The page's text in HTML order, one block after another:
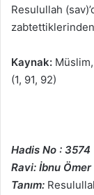
Resulullah
Kaynak:
(1, 91, 92)
Hadis No : 3574
Ravi: İbnu Ömer
Tanım: